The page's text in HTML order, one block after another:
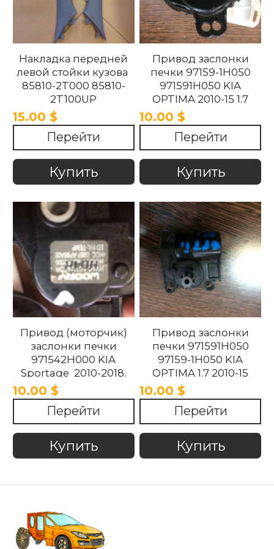
Накладка передней
левой стойки кузова
85810-2T000 85810-
2T100UP
858102T100UP
858102T000 Kia
Optima 2010 -2015.
15.00 $
Перейти
Купить
Привод заслонки
печки 97159-1H050
971591H050 KIA
OPTIMA 2010-15 1.7
10.00 $
Перейти
Купить
Привод (моторчик)
заслонки печки
971542H000 KIA
Sportage 2010-2018.
10.00 $
Перейти
Купить
Привод заслонки
печки 971591H050
97159-1H050 KIA
OPTIMA 1.7 2010-15
10.00 $
Перейти
Купить